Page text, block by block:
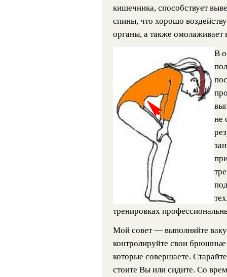
кишечника, способствует
спины, что хорошо
органы, а также омолаживает
В
не
тренировках
Мой совет — выполняйте
контролируйте свои
которые совершаете.
стоите Вы или сидите. Со